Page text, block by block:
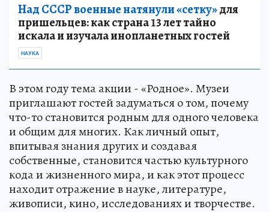
Над СССР военные натянули «сетку»для
пришельцев: как страна 13 лет тайно
искала и изучала инопланетных гостей
НАУКА
В этом году тема акции - «Родное». Музеи
приглашают гостей задуматься о том, почему
что-то становится родным для одного человека
и общим для многих. Как личный опыт,
впитывая знания других и создавая
собственные, становится частью культурного
кода и жизненного мира, и как этот процесс
находит отражение в науке, литературе,
живописи, кино, исследованиях и творчестве.